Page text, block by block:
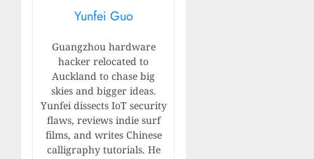
Yunfei Guo
Guangzhou hardware
hacker relocated to
Auckland to chase big
skies and bigger ideas.
Yunfei dissects IoT security
flaws, reviews indie surf
films, and writes Chinese
calligraphy tutorials. He